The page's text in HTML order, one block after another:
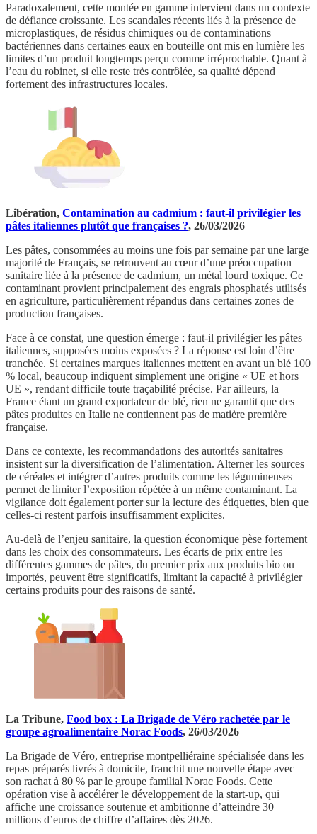
Paradoxalement, cette montée en gamme intervient dans un contexte
de défiance croissante. Les scandales récents liés à la présence de
microplastiques, de résidus chimiques ou de contaminations
bactériennes dans certaines eaux en bouteille ont mis en lumière les
limites d’un produit longtemps perçu comme irréprochable. Quant à
l’eau du robinet, si elle reste très contrôlée, sa qualité dépend
fortement des infrastructures locales.
Libération, Contamination au cadmium : faut-il privilégier les
pâtes italiennes plutôt que françaises ?, 26/03/2026
Les pâtes, consommées au moins une fois par semaine par une large
majorité de Français, se retrouvent au cœur d’une préoccupation
sanitaire liée à la présence de cadmium, un métal lourd toxique. Ce
contaminant provient principalement des engrais phosphatés utilisés
en agriculture, particulièrement répandus dans certaines zones de
production françaises.
Face à ce constat, une question émerge : faut-il privilégier les pâtes
italiennes, supposées moins exposées ? La réponse est loin d’être
tranchée. Si certaines marques italiennes mettent en avant un blé 100
% local, beaucoup indiquent simplement une origine « UE et hors
UE », rendant difficile toute traçabilité précise. Par ailleurs, la
France étant un grand exportateur de blé, rien ne garantit que des
pâtes produites en Italie ne contiennent pas de matière première
française.
Dans ce contexte, les recommandations des autorités sanitaires
insistent sur la diversification de l’alimentation. Alterner les sources
de céréales et intégrer d’autres produits comme les légumineuses
permet de limiter l’exposition répétée à un même contaminant. La
vigilance doit également porter sur la lecture des étiquettes, bien que
celles-ci restent parfois insuffisamment explicites.
Au-delà de l’enjeu sanitaire, la question économique pèse fortement
dans les choix des consommateurs. Les écarts de prix entre les
différentes gammes de pâtes, du premier prix aux produits bio ou
importés, peuvent être significatifs, limitant la capacité à privilégier
certains produits pour des raisons de santé.
La Tribune, Food box : La Brigade de Véro rachetée par le
groupe agroalimentaire Norac Foods, 26/03/2026
La Brigade de Véro, entreprise montpelliéraine spécialisée dans les
repas préparés livrés à domicile, franchit une nouvelle étape avec
son rachat à 80 % par le groupe familial Norac Foods. Cette
opération vise à accélérer le développement de la start-up, qui
affiche une croissance soutenue et ambitionne d’atteindre 30
millions d’euros de chiffre d’affaires dès 2026.